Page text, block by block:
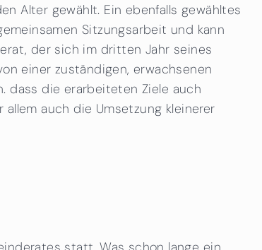
Alter gewählt. Ein ebenfalls gewähltes
Sitzungsarbeit und kann
der sich im dritten Jahr seines
einer zuständigen, erwachsenen
dass die erarbeiteten Ziele auch
auch die Umsetzung kleinerer